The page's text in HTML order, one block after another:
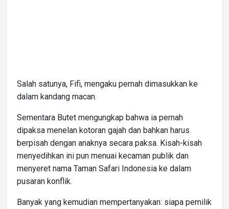
Salah satunya, Fifi, mengaku pernah dimasukkan ke
dalam kandang macan.
Sementara Butet mengungkap bahwa ia pernah
dipaksa menelan kotoran gajah dan bahkan harus
berpisah dengan anaknya secara paksa. Kisah-kisah
menyedihkan ini pun menuai kecaman publik dan
menyeret nama Taman Safari Indonesia ke dalam
pusaran konflik.
Banyak yang kemudian mempertanyakan: siapa pemilik